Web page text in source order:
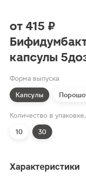
от 415 ₽
капсулы
Форма выпуска
Капсулы
Количество в
10 30
Характеристики